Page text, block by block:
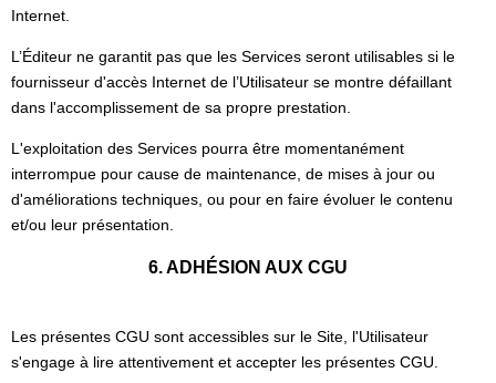
Internet.
L’Éditeur ne garantit pas que les Services seront utilisables si le
fournisseur d'accès Internet de l’Utilisateur se montre défaillant
dans l'accomplissement de sa propre prestation.
L'exploitation des Services pourra être momentanément
interrompue pour cause de maintenance, de mises à jour ou
d'améliorations techniques, ou pour en faire évoluer le contenu
et/ou leur présentation.
6. ADHÉSION AUX CGU
Les présentes CGU sont accessibles sur le Site, l'Utilisateur
s'engage à lire attentivement et accepter les présentes CGU.